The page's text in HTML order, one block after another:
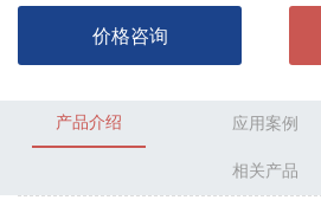
价格咨询
产品介绍 应用案例
相关产品